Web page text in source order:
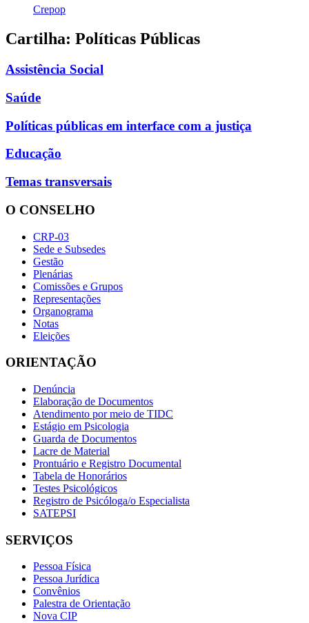
Crepop
Cartilha: Políticas Públicas
Assistência Social
Saúde
Políticas públicas em interface com a justiça
Educação
Temas transversais
O CONSELHO
CRP-03
Sede e Subsedes
Gestão
Plenárias
Comissões e Grupos
Representações
Organograma
Notas
Eleições
ORIENTAÇÃO
Denúncia
Elaboração de Documentos
Atendimento por meio de TIDC
Estágio em Psicologia
Guarda de Documentos
Lacre de Material
Prontuário e Registro Documental
Tabela de Honorários
Testes Psicológicos
Registro de Psicóloga/o Especialista
SATEPSI
SERVIÇOS
Pessoa Física
Pessoa Jurídica
Convênios
Palestra de Orientação
Nova CIP